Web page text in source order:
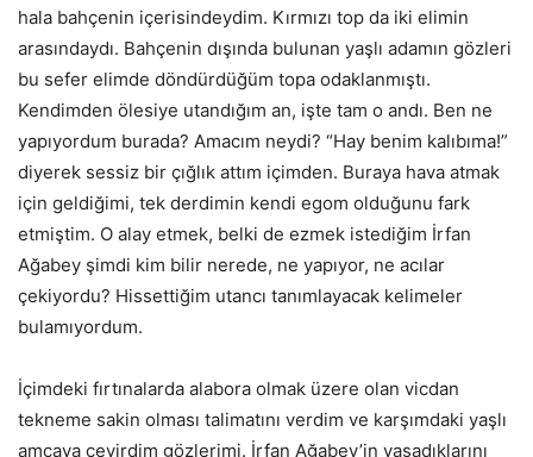
hala bahçenin içerisindeydim. Kırmızı top da iki elimin
arasındaydı. Bahçenin dışında bulunan yaşlı adamın gözleri
bu sefer elimde döndürdüğüm topa odaklanmıştı.
Kendimden ölesiye utandığım an, işte tam o andı. Ben ne
yapıyordum burada? Amacım neydi? “Hay benim kalıbıma!”
diyerek sessiz bir çığlık attım içimden. Buraya hava atmak
için geldiğimi, tek derdimin kendi egom olduğunu fark
etmiştim. O alay etmek, belki de ezmek istediğim İrfan
Ağabey şimdi kim bilir nerede, ne yapıyor, ne acılar
çekiyordu? Hissettiğim utancı tanımlayacak kelimeler
bulamıyordum.
İçimdeki fırtınalarda alabora olmak üzere olan vicdan
tekneme sakin olması talimatını verdim ve karşımdaki yaşlı
amcaya çevirdim gözlerimi. İrfan Ağabey’in yaşadıklarını